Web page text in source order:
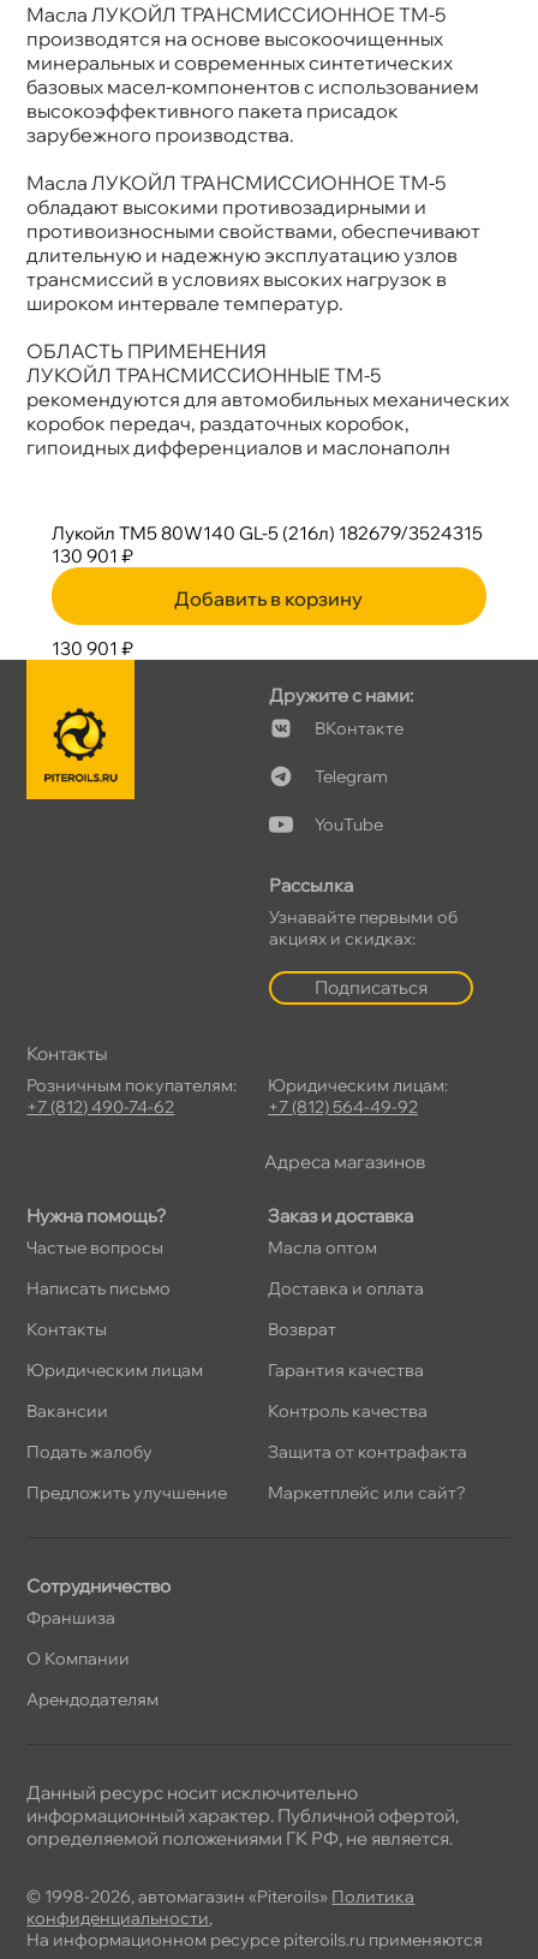
Масла ЛУКОЙЛ ТРАНСМИССИОННОЕ ТМ-5
производятся на основе высокоочищенных
минеральных и современных синтетических
азовых масел-компонентов с использованием
ысокоэффективного пакета присадок
зарубежного производства.
Масла ЛУКОЙЛ ТРАНСМИССИОННОЕ ТМ-5
обладают высокими противозадирными и
противоизносными свойствами, обеспечивают
длительную и надежную эксплуатацию узло
трансмиссий в условиях высоких нагрузок
широком интервале температур.
ОБЛАСТЬ ПРИМЕНЕНИЯ
ЛУКОЙЛ ТРАНСМИССИОННЫЕ ТМ-5
рекомендуются для автомобильных механических
коробок передач, раздаточных коробок,
ипоидных дифференциалов и маслонаполн
Лукойл ТМ5 80W140 GL-5 (216л) 182679/3524315
130 901 ₽
Добавить в корзину
130 901 ₽
Нужна помощь?
Частые вопросы
Написать письмо
Контакты
Юридическим лицам
акансии
Подать жалобу
Предложить улучшение
Заказ и доставка
Масла оптом
Доставка и оплата
озврат
Гарантия качества
Контроль качества
Защита от контрафакта
Маркетплейс или сайт?
Дружите с нами:
Контакте
Telegram
YouTube
Рассылка
Узнавайте первыми о
акциях и скидках:
Подписаться
Сотрудничество
Франшиза
О Компании
Арендодателям
Контакты
Розничным покупателям:
+7 (812) 490-74-62
Юридическим лицам:
+7 (812) 564-49-92
Адреса магазино
© 1998-2026, автомагазин «Piteroils» Политика
конфиденциальности,
На информационном ресурсе piteroils.ru применяются
Данный ресурс носит исключительно
информационный характер. Публичной офертой,
определяемой положениями ГК РФ, не является.